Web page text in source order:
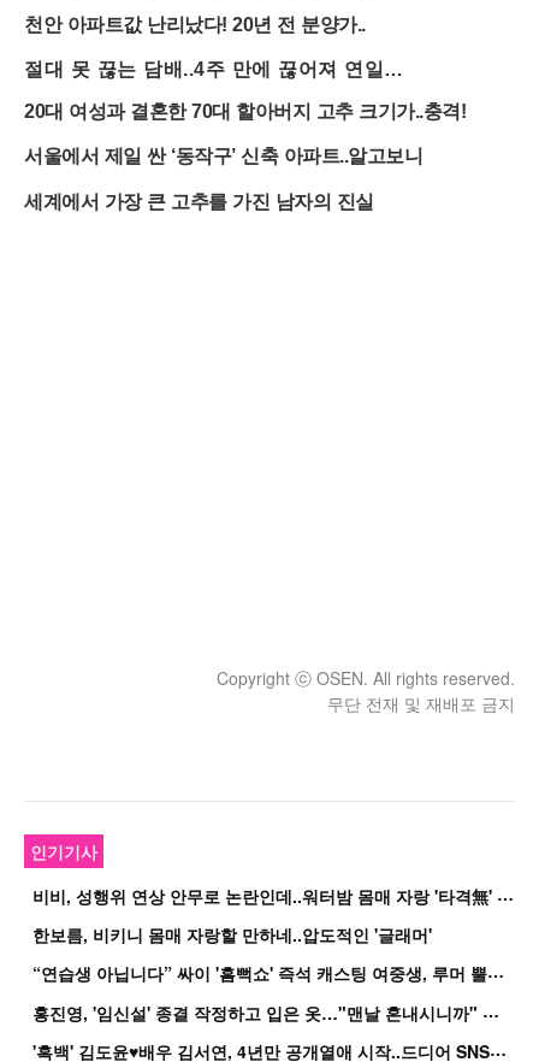
Copyright ⓒ OSEN. All rights reserved.
무단 전재 및 재배포 금지
인기기사
비
비, 성행위 연상 안무로 논란인데..워터밤 몸매 자랑 '타격無' 근황
한보름, 비키니 몸매 자랑할 만하네..압도적인 '글래머'
“
연습생 아닙니다” 싸이 '흠뻑쇼' 즉석 캐스팅 여중생, 루머 뿔났다[Oh!쎈 이...
홍
진영, '임신설' 종결 작정하고 입은 옷…"맨날 혼내시니까" 억울
'
흑백' 김도윤♥배우 김서연, 4년만 공개열애 시작..드디어 SNS에 노출 [핫피...